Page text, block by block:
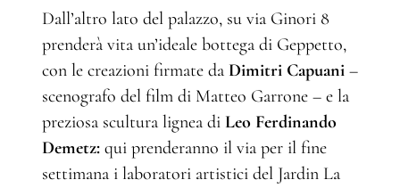
Dall’altro lato del palazzo, su via Ginori 8
prenderà vita un’ideale bottega di Geppetto,
con le creazioni firmate da Dimitri Capuani –
scenografo del film di Matteo Garrone – e la
preziosa scultura lignea di Leo Ferdinando
Demetz: qui prenderanno il via per il fine
settimana i laboratori artistici del Jardin La